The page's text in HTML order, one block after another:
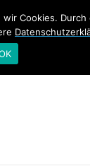
SWIM&TALK
Cookies.